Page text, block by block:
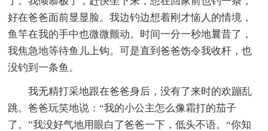
好在爸爸面前显显脸。我边钓边想着刚才恼人的情境，
鱼竿在我的手中也微微颤动。时间一分一秒地曩昔了，
我焦急地等待鱼儿上钩。可是直到爸爸饬令我收杆，也
没钓到一条鱼。
我无精打采地跟在爸爸身后，没有了来时的欢蹦乱
跳。爸爸玩笑地说：“我的小公主怎么像霜打的茄子
了。”我没好气地用眼白了爸爸一下，低头不语。“你知